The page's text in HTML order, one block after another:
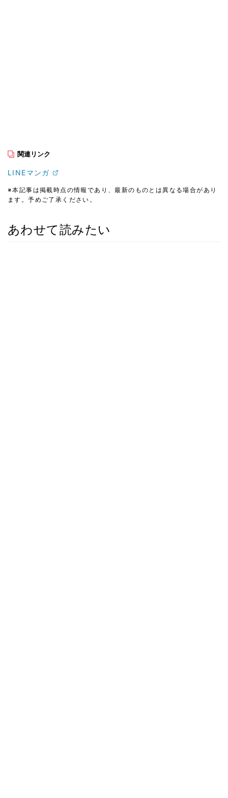
関連リンク
LINEマンガ
※本記事は掲載時点の情報であり、最新のものとは異なる場合があり
ます。予めご了承ください。
あわせて読みたい